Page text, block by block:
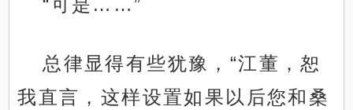
“可是……”
总律显得有些犹豫，“江董，恕
我直言，这样设置如果以后您和桑